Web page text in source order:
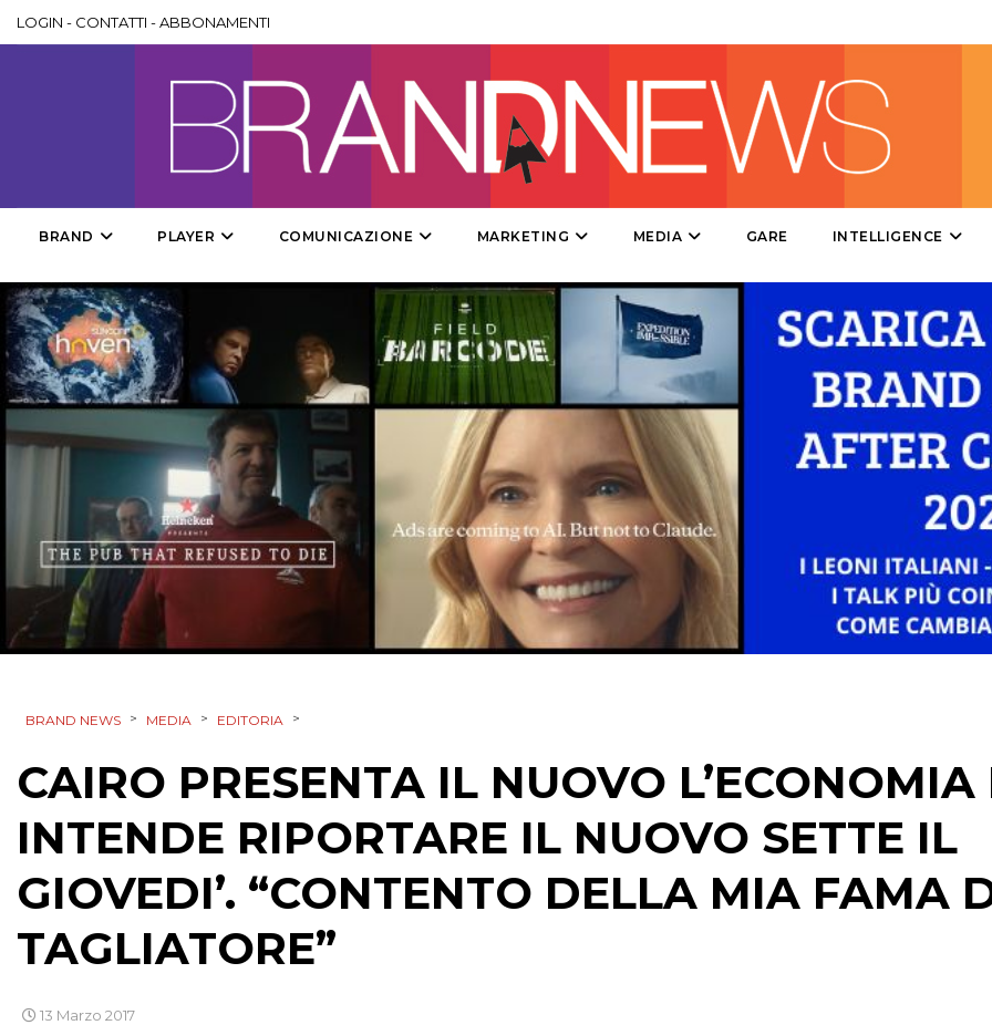
DESIGN
PUNTI VENDITA
CSR
STRATEGIE
CINEMA
LOGIN - CONTATTI -ABBONAMENTI
BRAND PLAYER COMUNICAZIONE MARKETING MEDIA GARE INTELLIGENCE
BRAND NEWS > MEDIA > EDITORIA >
CAIRO PRESENTA IL NUOVO L’ECONOMIA
INTENDE RIPORTARE IL NUOVO SETTE IL
GIOVEDI’. “CONTENTO DELLA MIA FAMA
TAGLIATORE”
13 Marzo 2017